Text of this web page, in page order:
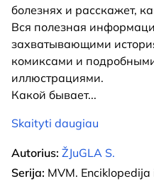
болезнях и расскажет,
Вся полезная
захватывающими
комиксами и
иллюстрациями.
Какой бывает...
Skaityti daugiau
Autorius: ŽJuGLA S.
Serija: MVM.